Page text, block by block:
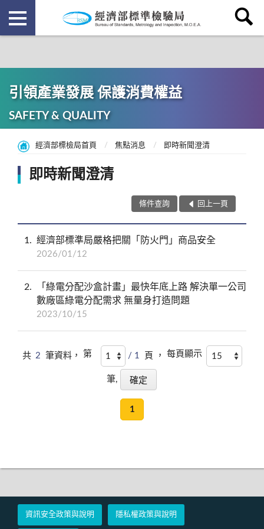
引領產業發展 保護消費權益
SAFETY & QUALITY
經濟部標檢局首頁 焦點消息 即時新聞澄清
即時新聞澄清
條件查詢 回上一頁
1 經濟部標準局嚴格把關「防火門」商品安全
2026/01/12
2
「綠電分配沙盒計畫」最快年底上路 解決單一公司
數廠區綠電分配需求 無量身打造問題
2023/10/15
共 2 筆資料， 第 / 1 頁 ， 每頁顯示
筆,
1
資訊安全政策與說明 隱私權政策與說明